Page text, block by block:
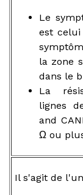
Le
est
la zone
dans le
La
lignes
and
Ω ou
Il s'agit de